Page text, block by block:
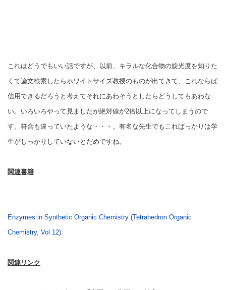
これはどうでもいい話ですが、以前、キラルな化合物の旋光度を知りた
くて論文検索したらホワイトサイズ教授のものが出てきて、これならば
信用できるだろうと考えてそれにあわそうとしたらどうしてもあわな
い。いろいろやって見ましたが絶対値が2倍以上になってしまうので
す。符合も違っていたような・・・。有名な先生でもこればっかりは学
生がしっかりしていないとだめですね。
関連書籍
Enzymes in Synthetic Organic Chemistry (Tetrahedron Organic
Chemistry, Vol 12)
関連リンク